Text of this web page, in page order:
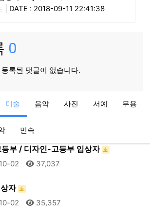
DATE : 2018-09-11 22:41:38
0
등록된 댓글이 없습니다.
미술 음악 사진 서예 무용
민속
- 초등부
10-02
부 / 디자인-고등부 입상자
10-02 37,037
자
10-02 35,357